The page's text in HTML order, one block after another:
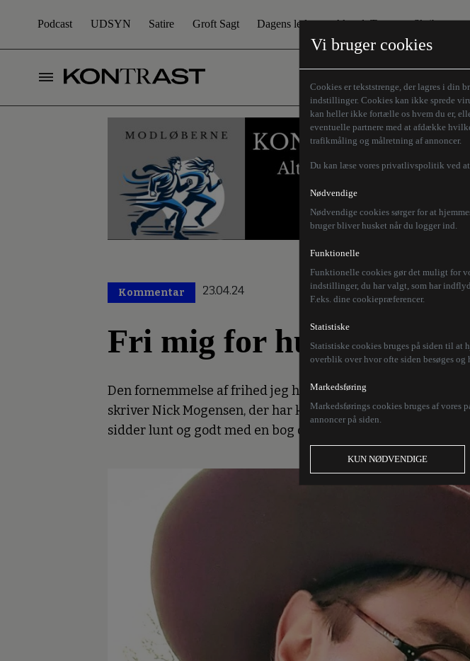
Vi bruger cookies
Cookies er tekststrenge, der lagres i din
indstillinger. Cookies kan ikke sprede
kan heller ikke fortælle os hvem du er,
eventuelle partnere med at afdække
trafikmåling og målretning af annoncer.
Du kan læse vores privatlivspolitik ved
Nødvendige
Nødvendige cookies sørger for at
bruger bliver husket når du logger ind.
Funktionelle
Funktionelle cookies gør det muligt for
indstillinger, du har valgt, som har
F.eks. dine cookiepræferencer.
Statistiske
Statistiske cookies bruges på siden til at
overblik over hvor ofte siden besøges
Markedsføring
Markedsførings cookies bruges af vores
annoncer på siden.
KUN NØDVENDIGE
Podcast UDSYN Satire Groft Sagt Dagens leder Aktuelt Tema
Den borgelige brille
Humaniora forfra
Store Danskere
Skribenter
Z-aksen
Kommentar 23.04.24
Fri mig for hus og faste
Den fornemmelse af frihed jeg har i dag, er et uerstatteligt
skriver Nick Mogensen, der har købt en campingvogn at bo
sidder lunt og godt med en bog og kan høre dynen knitre,